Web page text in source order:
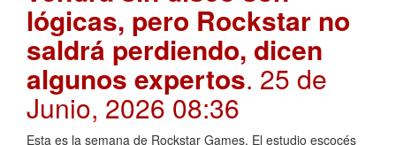
lógicas, pero Rockstar no
saldrá perdiendo, dicen
algunos expertos. 25 de
Junio, 2026 08:36
Esta es la semana de Rockstar Games. El estudio escocés